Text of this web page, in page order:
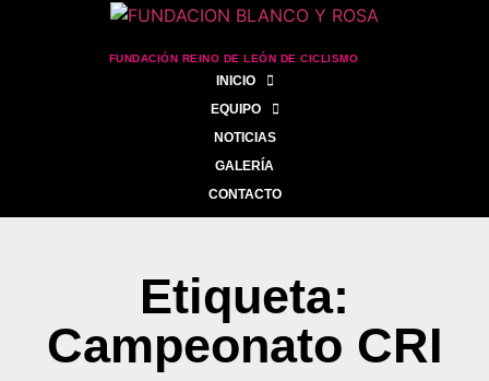
FUNDACIÓN REINO DE LEÓN DE CICLISMO
INICIO
EQUIPO
NOTICIAS
GALERÍA
CONTACTO
Etiqueta:
Campeonato CRI